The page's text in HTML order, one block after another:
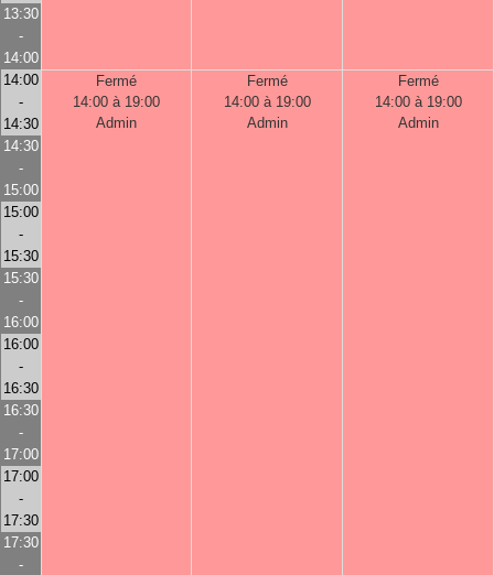
13:30
-
14:00
14:00
-
14:30
Fermé
14:00 à 19:00
Admin
Fermé
14:00 à 19:00
Admin
Fermé
14:00 à 19:00
Admin
14:30
-
15:00
15:00
-
15:30
15:30
-
16:00
16:00
-
16:30
16:30
-
17:00
17:00
-
17:30
17:30
-